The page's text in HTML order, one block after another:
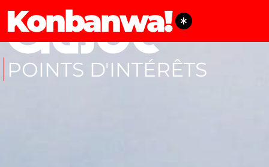
Konbanwa!
POINTS D'INTÉRÊTS